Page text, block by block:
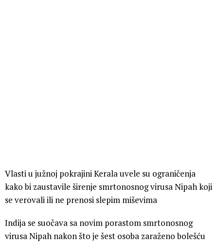
Vlasti u južnoj pokrajini Kerala uvele su ograničenja
kako bi zaustavile širenje smrtonosnog virusa Nipah koji
se verovali ili ne prenosi slepim miševima
Indija se suočava sa novim porastom smrtonosnog
virusa Nipah nakon što je šest osoba zaraženo bolešću